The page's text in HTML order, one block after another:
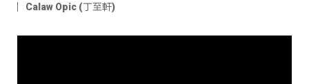
Calaw Opic (丁至軒)